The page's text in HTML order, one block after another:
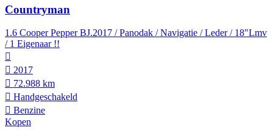
Countryman
1.6 Cooper Pepper BJ.2017 / Panodak / Navigatie / Leder / 18"Lmv
/ 1 Eigenaar !!
2017
72.988 km
Hand­geschakeld
Benzine
Kopen